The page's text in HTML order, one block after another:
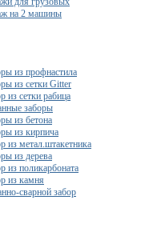
на 2 машины
из профнастила
из сетки Gitter
из сетки рабица
заборы
из бетона
из кирпича
из метал.штакетника
из дерева
из поликарбоната
из камня
сварной забор